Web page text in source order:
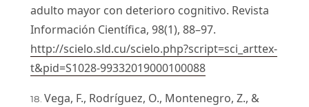
adulto mayor con deterioro cognitivo. Revista
Información Científica, 98(1), 88–97.
http://scielo.sld.cu/scielo.php?script=sci_arttex-
t&pid=S1028-99332019000100088
Vega, F., Rodríguez, O., Montenegro, Z., &